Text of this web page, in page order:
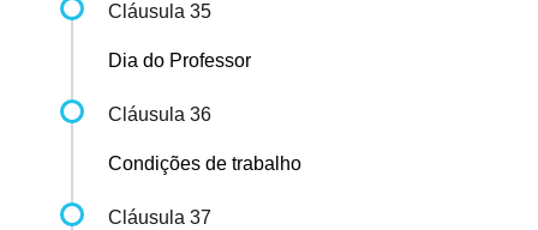
Cláusula 35
Dia do Professor
Cláusula 36
Condições de trabalho
Cláusula 37